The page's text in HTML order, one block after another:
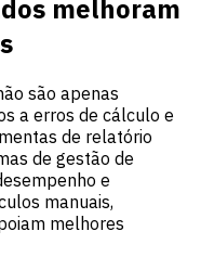
melhoram
são apenas
a erros de cálculo e
de relatório
de gestão de
e
manuais,
melhores